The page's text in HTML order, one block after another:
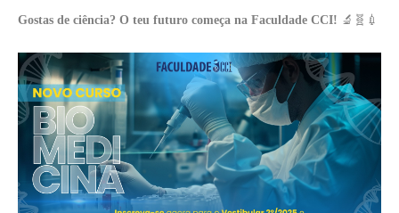
Gostas de ciência? O teu futuro começa na Faculdade CCI! 🔬🧬💉